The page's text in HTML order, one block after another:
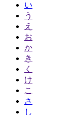
い
う
え
お
か
き
く
け
こ
さ
し